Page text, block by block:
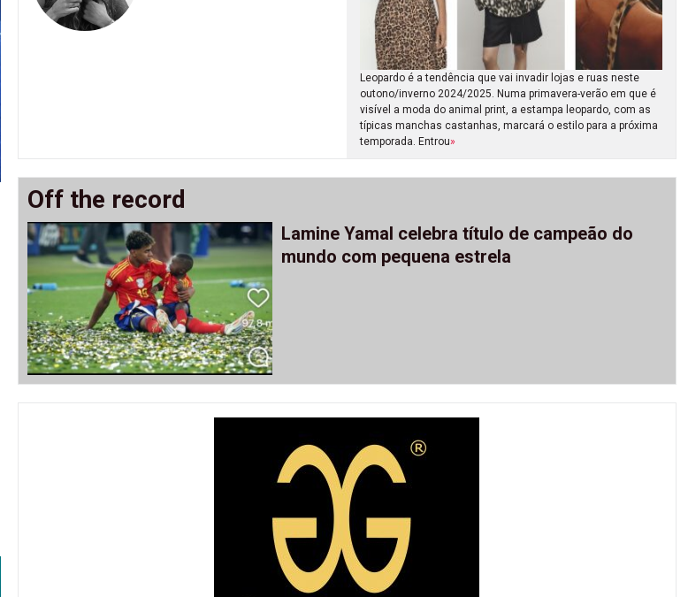
Leopardo é a tendência que vai invadir lojas e ruas neste
outono/inverno 2024/2025. Numa primavera-verão em que é
visível a moda do animal print, a estampa leopardo, com as
típicas manchas castanhas, marcará o estilo para a próxima
temporada. Entrou»
Off the record
Lamine Yamal celebra título de campeão do
mundo com pequena estrela